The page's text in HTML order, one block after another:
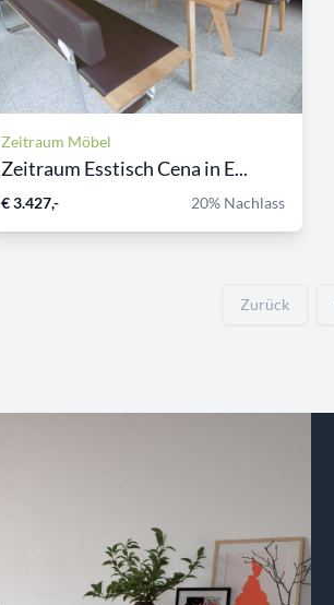
Zeitraum Möbel
Zeitraum Esstisch Cena in E...
€ 3.427,- 20% Nachlass
Zurück